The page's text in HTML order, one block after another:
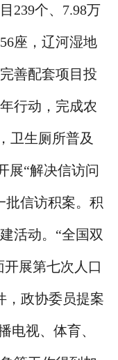
239个、7.98万
座，辽河湿地
善配套项目投
行动，完成农
卫生厕所普及
展“解决信访问
批信访积案。积
活动。“全国双
开展第七次人口
，政协委员提案
电视、体育、